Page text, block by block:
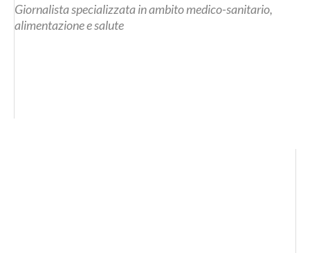
Giornalista specializzata in ambito medico-sanitario,
alimentazione e salute